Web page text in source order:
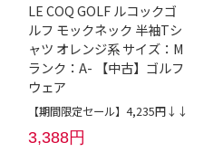
LE COQ GOLF ルコックゴ
ルフ モックネック 半袖Tシ
ャツ オレンジ系 サイズ：M
ランク：A- 【中古】ゴルフ
ウェア
【期間限定セール】4,235円↓↓
3,388円